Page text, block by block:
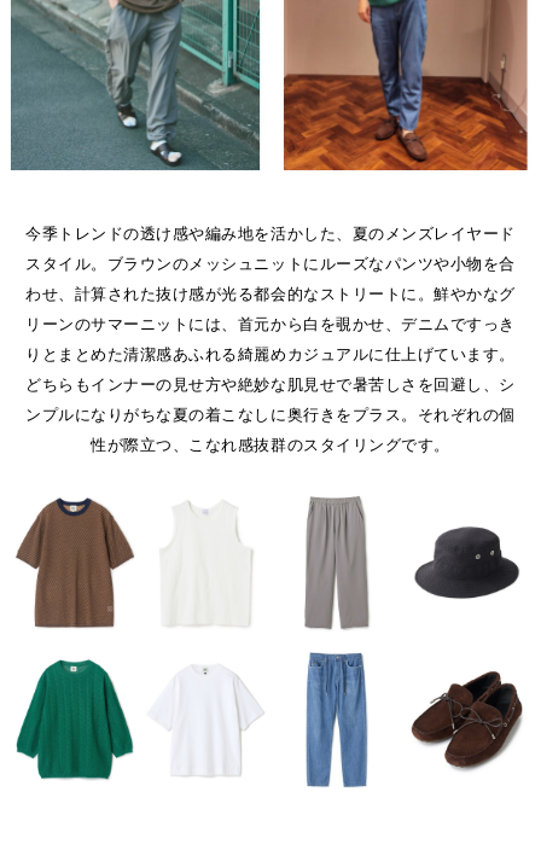
今季トレンドの透け感や編み地を活かした、夏のメンズレイヤード
スタイル。ブラウンのメッシュニットにルーズなパンツや小物を合
わせ、計算された抜け感が光る都会的なストリートに。鮮やかなグ
リーンのサマーニットには、首元から白を覗かせ、デニムですっき
りとまとめた清潔感あふれる綺麗めカジュアルに仕上げています。
どちらもインナーの見せ方や絶妙な肌見せで暑苦しさを回避し、シ
ンプルになりがちな夏の着こなしに奥行きをプラス。それぞれの個
性が際立つ、こなれ感抜群のスタイリングです。